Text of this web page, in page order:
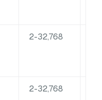
2-32,768
2-32,768